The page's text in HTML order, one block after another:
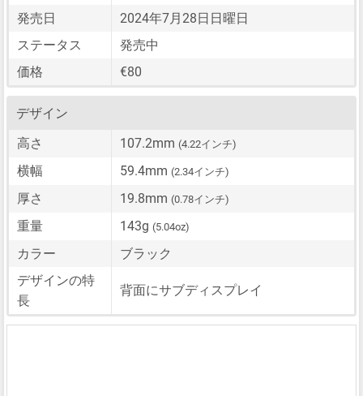
発売日
2024年7月28日日曜日
ステータス
発売中
価格
€80
デザイン
高さ
107.2mm (4.22インチ)
横幅 59.4mm (2.34インチ)
厚さ 19.8mm (0.78インチ)
重量 143g (5.04oz)
カラー
ブラック
デザインの特
長
背面にサブディスプレイ